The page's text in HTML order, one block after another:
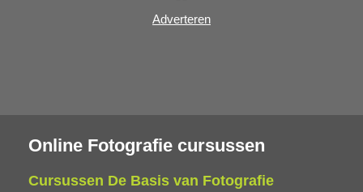
Adverteren
Online Fotografie cursussen
Cursussen De Basis van Fotografie